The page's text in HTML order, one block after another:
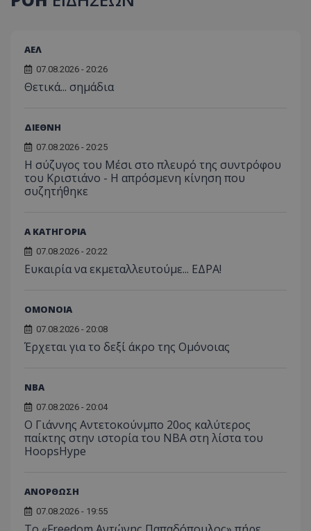
ΑΕΛ
07.08.2026 - 20:26
Θετικά... σημάδια
ΔΙΕΘΝΗ
07.08.2026 - 20:25
Η σύζυγος του Μέσι στο πλευρό της συντρόφου
του Κριστιάνο - Η απρόσμενη κίνηση που
συζητήθηκε
Α ΚΑΤΗΓΟΡΙΑ
07.08.2026 - 20:22
Ευκαιρία να εκμεταλλευτούμε... ΕΔΡΑ!
ΟΜΟΝΟΙΑ
07.08.2026 - 20:08
Έρχεται για το δεξί άκρο της Ομόνοιας
NBA
07.08.2026 - 20:04
Ο Γιάννης Αντετοκούνμπο 20ος καλύτερος
παίκτης στην ιστορία του NBA στη λίστα του
HoopsHype
ΑΝΟΡΘΩΣΗ
07.08.2026 - 19:55